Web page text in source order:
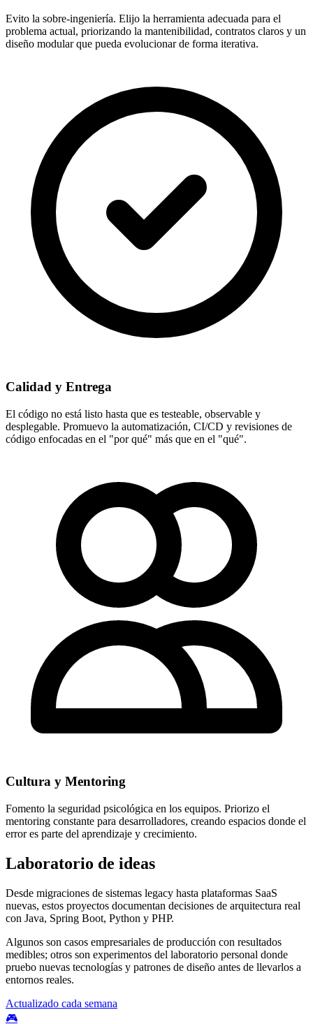
Evito la sobre-ingeniería. Elijo la herramienta adecuada para el
problema actual, priorizando la mantenibilidad, contratos claros y un
diseño modular que pueda evolucionar de forma iterativa.
Calidad y Entrega
El código no está listo hasta que es testeable, observable y
desplegable. Promuevo la automatización, CI/CD y revisiones de
código enfocadas en el "por qué" más que en el "qué".
Cultura y Mentoring
Fomento la seguridad psicológica en los equipos. Priorizo el
mentoring constante para desarrolladores, creando espacios donde el
error es parte del aprendizaje y crecimiento.
Laboratorio de ideas
Desde migraciones de sistemas legacy hasta plataformas SaaS
nuevas, estos proyectos documentan decisiones de arquitectura real
con Java, Spring Boot, Python y PHP.
Algunos son casos empresariales de producción con resultados
medibles; otros son experimentos del laboratorio personal donde
pruebo nuevas tecnologías y patrones de diseño antes de llevarlos a
entornos reales.
Actualizado cada semana
🎮